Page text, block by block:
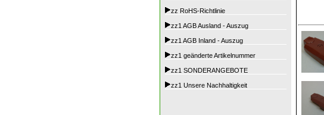
zz RoHS-Richtlinie
zz1 AGB Ausland - Auszug
zz1 AGB Inland - Auszug
zz1 geänderte Artikelnummer
zz1 SONDERANGEBOTE
zz1 Unsere Nachhaltigkeit